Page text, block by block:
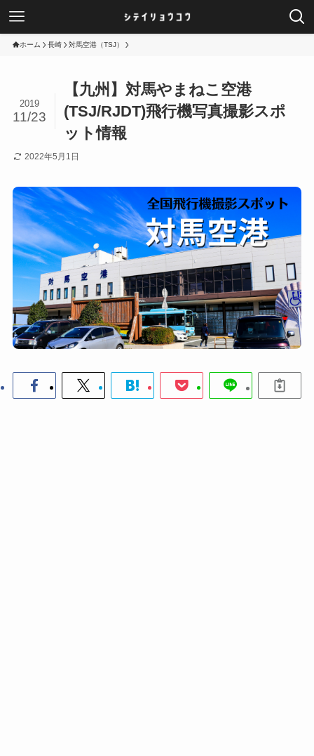
ホーム 長崎 対馬空港（TSJ）
【九州】対馬やまねこ空港
(TSJ/RJDT)飛行機写真撮影スポ
ット情報
2019
11/23
2022年5月1日